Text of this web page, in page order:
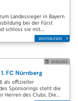
Landessieger in Bayern
bei der Fürst
schloss sie mit
WEITERLESEN
29.09.2025
FC Nürnberg
als offizieller
Sponsorings steht die
Herren des Clubs. Die